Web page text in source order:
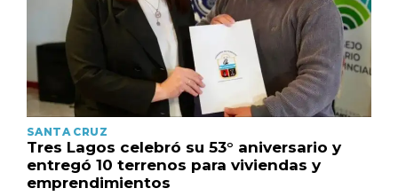
SANTA CRUZ
Tres Lagos celebró su 53° aniversario y
entregó 10 terrenos para viviendas y
emprendimientos